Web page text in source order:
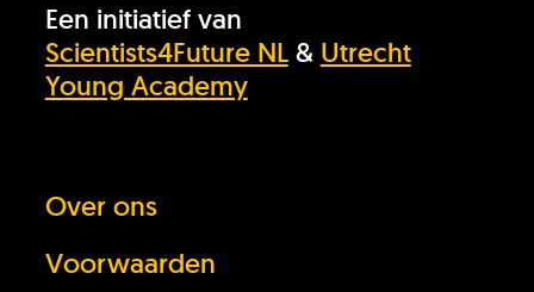
Een initiatief van
Scientists4Future NL& Utrecht
Young Academy
Over ons
Voorwaarden